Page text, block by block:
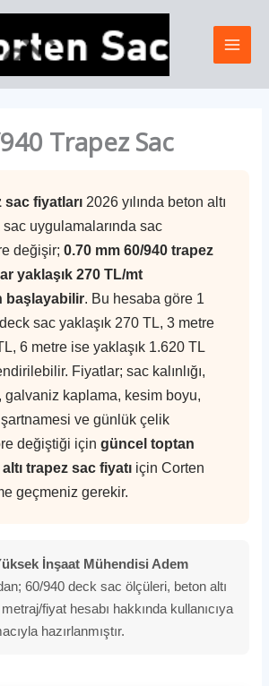
Trapez Sac
sac fiyatları 2026 yılında beton altı
uygulamalarında sac
değişir;0.70 mm 60/940 trapez
yaklaşık 270 TL/mt
başlayabilir. Bu hesaba göre 1
sac yaklaşık 270 TL, 3 metre
6 metre ise yaklaşık 1.620 TL
Fiyatlar; sac kalınlığı,
galvaniz kaplama, kesim boyu,
ve günlük çelik
değiştiği içingüncel toptan
trapez sac fiyatı için Corten
geçmeniz gerekir.
İnşaat Mühendisi Adem
60/940 deck sac ölçüleri, beton altı
fiyat hesabı hakkında kullanıcıya
hazırlanmıştır.